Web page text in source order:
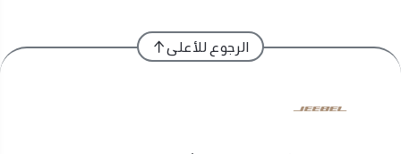
الرجوع للأعلى